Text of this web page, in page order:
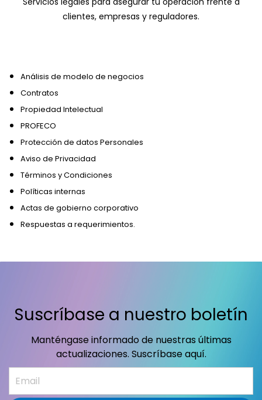
clientes, empresas y reguladores.
Análisis de modelo de negocios
Contratos
Propiedad Intelectual
PROFECO
Protección de datos Personales
Aviso de Privacidad
Términos y Condiciones
Políticas internas
Actas de gobierno corporativo
Respuestas a requerimientos.
Suscríbase a nuestro boletín
Manténgase informado de nuestras últimas
actualizaciones. Suscríbase aquí.